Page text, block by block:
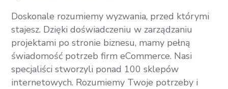
Doskonale rozumiemy wyzwania, przed którymi
stajesz. Dzięki doświadczeniu w zarządzaniu
projektami po stronie biznesu, mamy pełną
świadomość potrzeb firm eCommerce. Nasi
specjaliści stworzyli ponad 100 sklepów
internetowych. Rozumiemy Twoje potrzeby i